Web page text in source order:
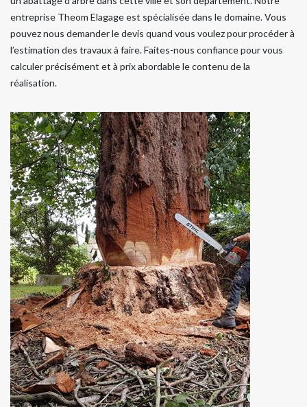
entreprise Theom Elagage est spécialisée dans le domaine. Vous
pouvez nous demander le devis quand vous voulez pour procéder à
l’estimation des travaux à faire. Faites-nous confiance pour vous
calculer précisément et à prix abordable le contenu de la
réalisation.